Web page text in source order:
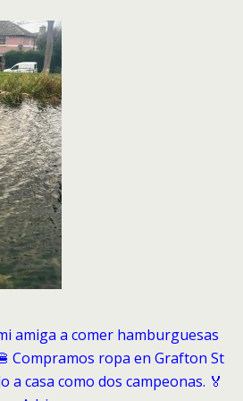
amiga a comer hamburguesas
Compramos ropa en Grafton St
a casa como dos campeonas. 🏅